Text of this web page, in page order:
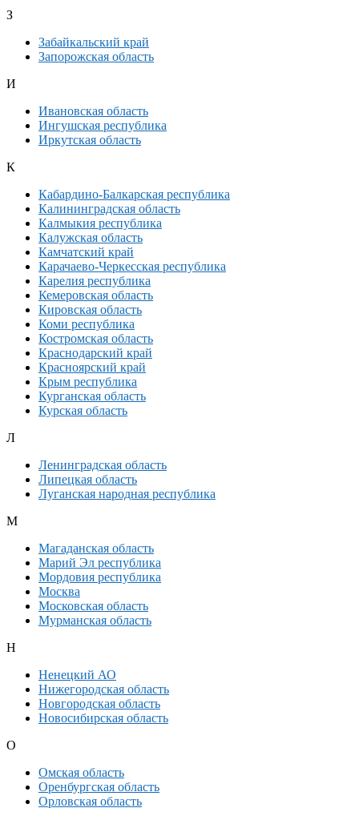
З
Забайкальский край
Запорожская область
И
Ивановская область
Ингушская республика
Иркутская область
К
Кабардино-Балкарская республика
Калининградская область
Калмыкия республика
Калужская область
Камчатский край
Карачаево-Черкесская республика
Карелия республика
Кемеровская область
Кировская область
Коми республика
Костромская область
Краснодарский край
Красноярский край
Крым республика
Курганская область
Курская область
Л
Ленинградская область
Липецкая область
Луганская народная республика
М
Магаданская область
Марий Эл республика
Мордовия республика
Москва
Московская область
Мурманская область
Н
Ненецкий АО
Нижегородская область
Новгородская область
Новосибирская область
О
Омская область
Оренбургская область
Орловская область